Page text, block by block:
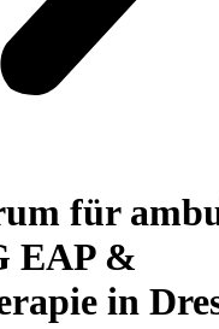
für
EAP &
in